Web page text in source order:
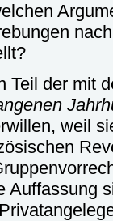
Teil der mit
weil
Auffassung